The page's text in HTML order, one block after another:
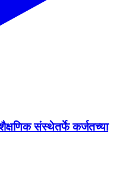
संस्थेतर्फे कर्जतच्या